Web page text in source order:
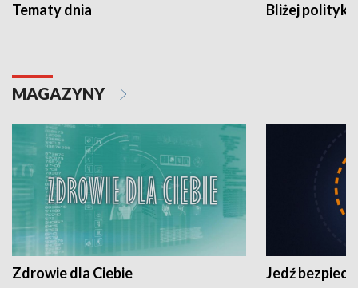
Tematy dnia Bliżej polityki
MAGAZYNY
Zdrowie dla Ciebie Jedź